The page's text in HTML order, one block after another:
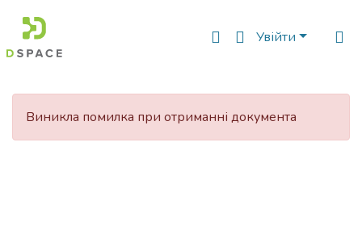
Увійти
Фонди
Виникла помилка при отриманні документа